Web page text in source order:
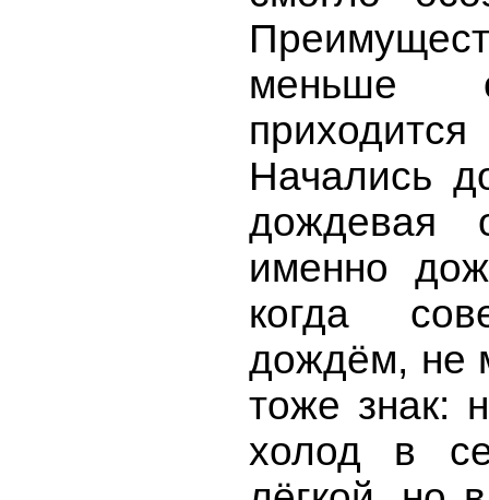
меньше
Начались
дождевая
именно
когда
дождём, не
тоже знак:
холод в